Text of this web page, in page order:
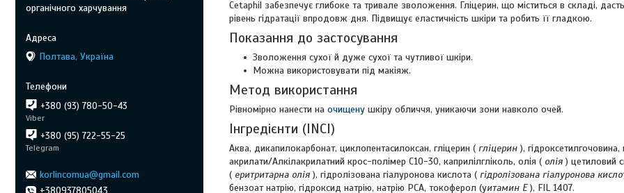
Cetaphil забезпечує глибоке та тривале зволоження. Гліцерин, що міститься в складі,
рівень гідратації впродовж дня. Підвищує еластичність шкіри та робить її гладкою.
Показання до застосування
Зволоження сухої й дуже сухої та чутливої шкіри.
Можна використовувати під макіяж.
Метод використання
Рівномірно нанести на очищену шкіру обличчя, уникаючи зони навколо очей.
Інгредієнти (INCI)
Аква, дикапилокарбонат, циклопентасилоксан, гліцерин ( гліцерин ),
акрилати/Алкілакрилатний крос-полімер C10-30, каприлілгліколь, олія ( олія ) цетиловий
( еритритарна олія ), гідролізована гіалуронова кислота ( гідролізована гіалуронова
бензоат натрію, гідроксид натрію, натрію PCA, токоферол (уитамин Е), FIL 1407.
органічного харчування
Полтава, Україна
+380 (93) 780-50-43
Viber
+380 (95) 722-55-25
Telegram
korlincomua@gmail.com
+380937805043